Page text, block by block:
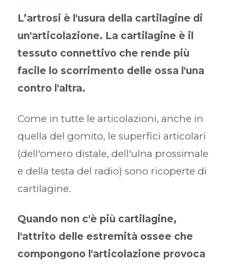
L’artrosi è l'usura della cartilagine di
un'articolazione. La cartilagine è il
tessuto connettivo che rende più
facile lo scorrimento delle ossa l'una
contro l'altra.
Come in tutte le articolazioni, anche in
quella del gomito, le superfici articolari
(dell'omero distale, dell'ulna prossimale
e della testa del radio) sono ricoperte di
cartilagine.
Quando non c'è più cartilagine,
l'attrito delle estremità ossee che
compongono l'articolazione provoca